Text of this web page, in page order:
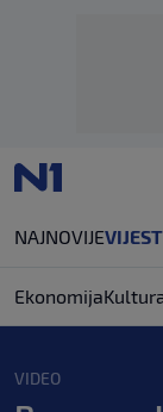
NAJNOVIJE
Ekonomija
VIDEO